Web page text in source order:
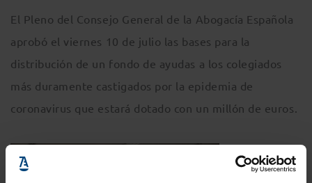
El Pleno del Consejo General de la Abogacía Española
aprobó el viernes 10 de julio las bases para la
distribución de un fondo de ayudas a los colegiados
más duramente castigados por la epidemia de
coronavirus que estará dotado con un millón de euros.
Los consejeros
consideraron